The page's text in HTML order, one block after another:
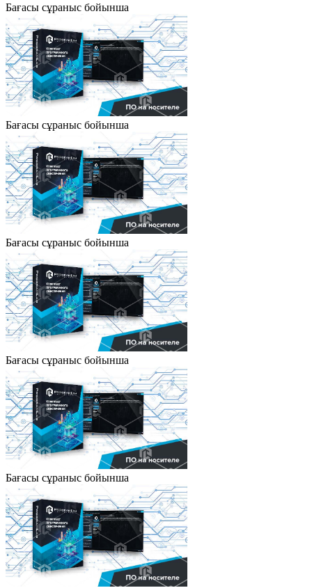
Бағасы сұраныс бойынша
Бағасы сұраныс бойынша
Бағасы сұраныс бойынша
Бағасы сұраныс бойынша
Бағасы сұраныс бойынша